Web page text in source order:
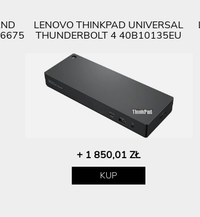
LENOVO THINKPAD UNIVERSAL
THUNDERBOLT 4 40B10135EU
+ 1 850,01 ZŁ
KUP